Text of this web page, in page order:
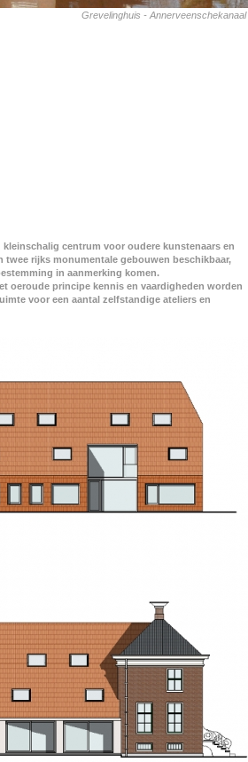
Grevelinghuis - Annerveenschekanaal
centrum voor oudere kunstenaars en
rijks monumentale gebouwen beschikbaar,
in aanmerking komen.
oeroude principe kennis en vaardigheden worden
voor een aantal zelfstandige ateliers en